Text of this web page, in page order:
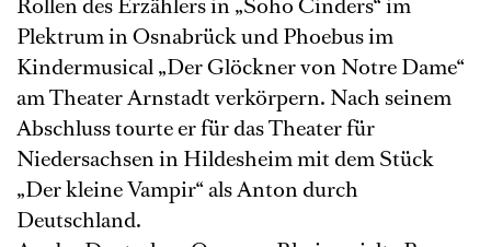
Rollen des Erzählers in „Soho Cinders“ im
Plektrum in Osnabrück und Phoebus im
Kindermusical „Der Glöckner von Notre Dame“
am Theater Arnstadt verkörpern. Nach seinem
Abschluss tourte er für das Theater für
Niedersachsen in Hildesheim mit dem Stück
„Der kleine Vampir“ als Anton durch
Deutschland.